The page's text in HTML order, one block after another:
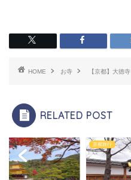
HOME お寺 【京都】大徳寺
RELATED POST
京都旅行